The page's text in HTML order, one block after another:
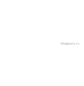
blogjquery.ru